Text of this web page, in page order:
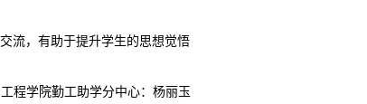
流，有助于提升学生的思想觉悟
程学院勤工助学分中心：杨丽玉